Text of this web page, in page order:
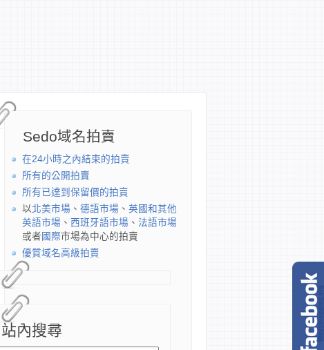
Sedo域名拍賣
在24小時之內結束的拍賣
所有的公開拍賣
所有已達到保留價的拍賣
以北美市場 、 德語市場 、 英國和其他
英語市場 、 西班牙語市場 、 法語市場
或者 國際市場為中心的拍賣
優質域名高級拍賣
站內搜尋